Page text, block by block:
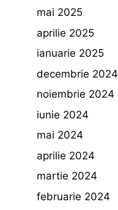
mai 2025
aprilie 2025
ianuarie 2025
decembrie 2024
noiembrie 2024
iunie 2024
mai 2024
aprilie 2024
martie 2024
februarie 2024